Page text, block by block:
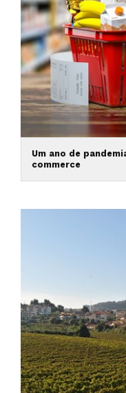
Um ano de
commerce